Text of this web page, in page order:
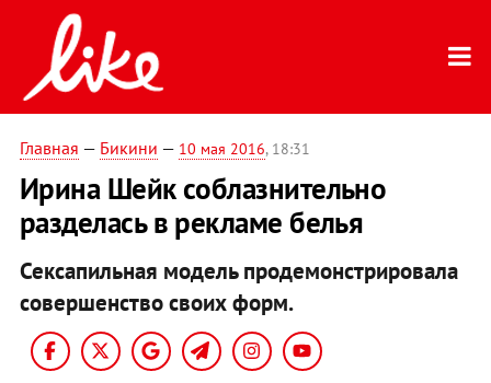
Главная — Бикини — 10 мая 2016, 18:31
Ирина Шейк соблазнительно
разделась в рекламе белья
Сексапильная модель продемонстрировала
совершенство своих форм.